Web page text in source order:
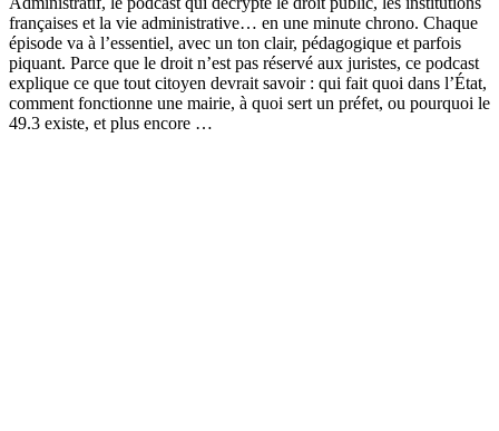
françaises et la vie administrative… en une minute chrono. Chaque
épisode va à l’essentiel, avec un ton clair, pédagogique et parfois
piquant. Parce que le droit n’est pas réservé aux juristes, ce podcast
explique ce que tout citoyen devrait savoir : qui fait quoi dans l’État,
comment fonctionne une mairie, à quoi sert un préfet, ou pourquoi le
49.3 existe, et plus encore …